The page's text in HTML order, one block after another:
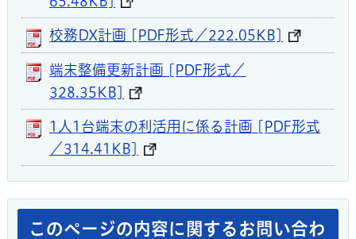
校務DX計画 [PDF形式／222.05KB]
端末整備更新計画 [PDF形式／
328.35KB]
1人1台端末の利活用に係る計画 [PDF形式
／314.41KB]
このページの内容に関するお問い合わ